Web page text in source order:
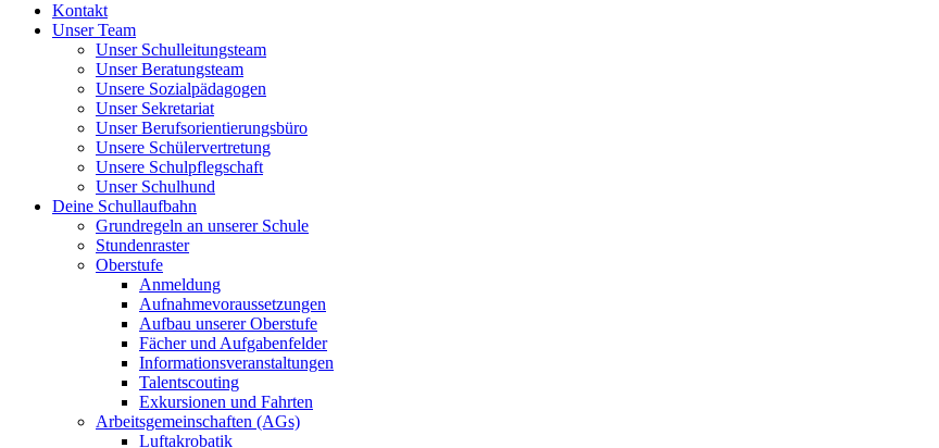
Kontakt
Unser Team
Unser Schulleitungsteam
Unser Beratungsteam
Unsere Sozialpädagogen
Unser Sekretariat
Unser Berufsorientierungsbüro
Unsere Schülervertretung
Unsere Schulpflegschaft
Unser Schulhund
Deine Schullaufbahn
Grundregeln an unserer Schule
Stundenraster
Oberstufe
Anmeldung
Aufnahmevoraussetzungen
Aufbau unserer Oberstufe
Fächer und Aufgabenfelder
Informationsveranstaltungen
Talentscouting
Exkursionen und Fahrten
Arbeitsgemeinschaften (AGs)
Luftakrobatik